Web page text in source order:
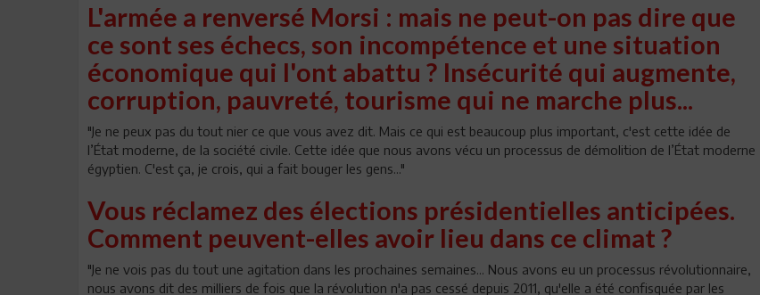
L'armée a renversé Morsi : mais ne peut-on pas dire que
ce sont ses échecs, son incompétence et une situation
économique qui l'ont abattu ? Insécurité qui augmente,
corruption, pauvreté, tourisme qui ne marche plus...
"Je ne peux pas du tout nier ce que vous avez dit. Mais ce qui est beaucoup plus important, c'est cette idée de
l’État moderne, de la société civile. Cette idée que nous avons vécu un processus de démolition de l’État moderne
égyptien. C'est ça, je crois, qui a fait bouger les gens..."
Vous réclamez des élections présidentielles anticipées.
Comment peuvent-elles avoir lieu dans ce climat ?
"Je ne vois pas du tout une agitation dans les prochaines semaines... Nous avons eu un processus révolutionnaire,
nous avons dit des milliers de fois que la révolution n'a pas cessé depuis 2011, qu'elle a été confisquée par les